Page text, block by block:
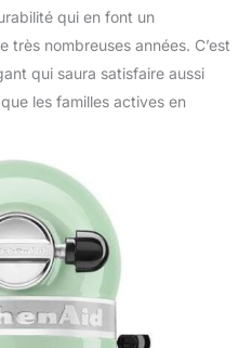
qui en font un
nombreuses années. C’est
qui saura satisfaire aussi
les familles actives en